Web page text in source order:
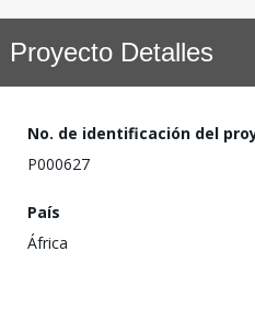
Proyecto Detalles
No. de identificación del
P000627
País
África